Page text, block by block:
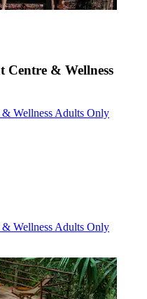
Centre & Wellness
& Wellness Adults Only
& Wellness Adults Only